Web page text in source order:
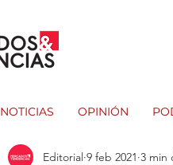
NOTICIAS OPINIÓN
Editorial 9 feb 2021 3 min